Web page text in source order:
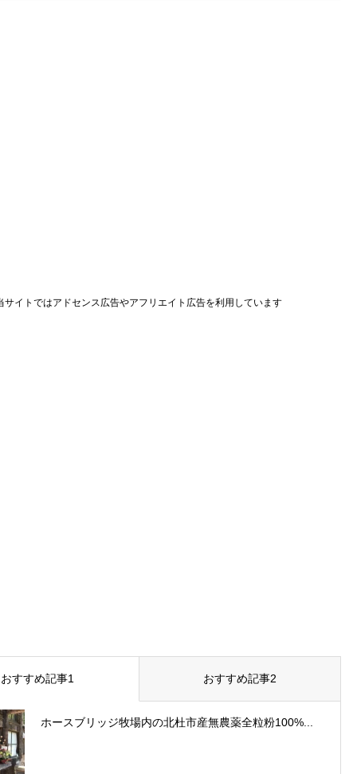
サイトではアドセンス広告やアフリエイト広告を利用しています
おすすめ記事1 おすすめ記事2
ホースブリッジ牧場内の北杜市産無農薬全粒粉100%...